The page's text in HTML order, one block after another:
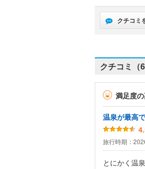
クチコミ
クチコミ（
満足度
温泉が最高で
旅行時期：
とにかく温